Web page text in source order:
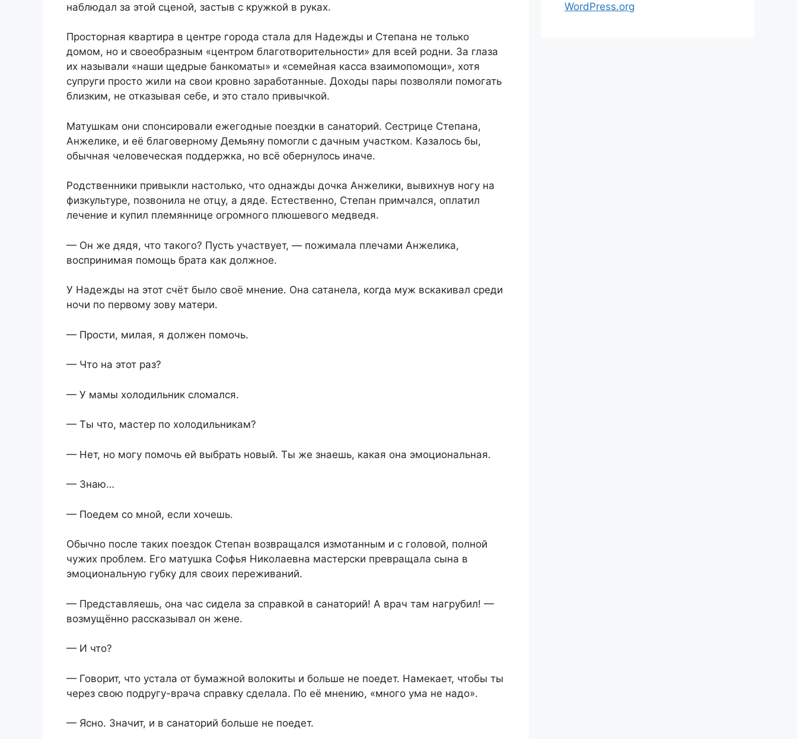
наблюдал за этой сценой, застыв с кружкой в руках.
Просторная квартира в центре города стала для Надежды и Степана не только
домом, но и своеобразным «центром благотворительности» для всей родни. За глаза
их называли «наши щедрые банкоматы» и «семейная касса взаимопомощи», хотя
супруги просто жили на свои кровно заработанные. Доходы пары позволяли помогать
близким, не отказывая себе, и это стало привычкой.
Матушкам они спонсировали ежегодные поездки в санаторий. Сестрице Степана,
Анжелике, и её благоверному Демьяну помогли с дачным участком. Казалось бы,
обычная человеческая поддержка, но всё обернулось иначе.
Родственники привыкли настолько, что однажды дочка Анжелики, вывихнув ногу на
физкультуре, позвонила не отцу, а дяде. Естественно, Степан примчался, оплатил
лечение и купил племяннице огромного плюшевого медведя.
— Он же дядя, что такого? Пусть участвует, — пожимала плечами Анжелика,
воспринимая помощь брата как должное.
У Надежды на этот счёт было своё мнение. Она сатанела, когда муж вскакивал среди
ночи по первому зову матери.
— Прости, милая, я должен помочь.
— Что на этот раз?
— У мамы холодильник сломался.
— Ты что, мастер по холодильникам?
— Нет, но могу помочь ей выбрать новый. Ты же знаешь, какая она эмоциональная.
— Знаю…
— Поедем со мной, если хочешь.
Обычно после таких поездок Степан возвращался измотанным и с головой, полной
чужих проблем. Его матушка Софья Николаевна мастерски превращала сына в
эмоциональную губку для своих переживаний.
— Представляешь, она час сидела за справкой в санаторий! А врач там нагрубил! —
возмущённо рассказывал он жене.
— И что?
— Говорит, что устала от бумажной волокиты и больше не поедет. Намекает, чтобы ты
через свою подругу-врача справку сделала. По её мнению, «много ума не надо».
— Ясно. Значит, и в санаторий больше не поедет.
WordPress.org